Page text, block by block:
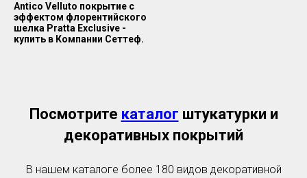
Antico Velluto покрытие с
эффектом флорентийского
шелка Pratta Exclusive -
купить в Компании Сеттеф.
Посмотрите каталог штукатурки и
декоративных покрытий
В нашем каталоге более 180 видов декоративной